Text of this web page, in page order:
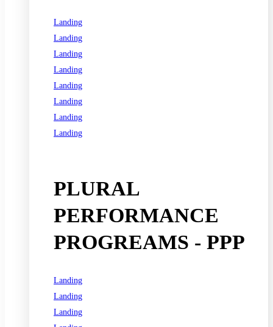
Landing
Landing
Landing
Landing
Landing
Landing
Landing
Landing
PLURAL
PERFORMANCE
PROGREAMS - PPP
Landing
Landing
Landing